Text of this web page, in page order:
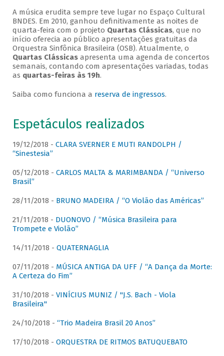
A música erudita sempre teve lugar no Espaço Cultural
BNDES. Em 2010, ganhou definitivamente as noites de
quarta-feira com o projeto Quartas Clássicas, que no
início oferecia ao público apresentações gratuitas da
Orquestra Sinfônica Brasileira (OSB). Atualmente, o
Quartas Clássicasapresenta uma agenda de concertos
semanais, contando com apresentações variadas, todas
as quartas-feiras às 19h.
Saiba como funciona a reserva de ingressos.
Espetáculos realizados
19/12/2018 - CLARA SVERNER E MUTI RANDOLPH /
“Sinestesia”
05/12/2018 - CARLOS MALTA & MARIMBANDA / “Universo
Brasil”
28/11/2018 - BRUNO MADEIRA / “O Violão das Américas”
21/11/2018 - DUONOVO / “Música Brasileira para
Trompete e Violão”
14/11/2018 - QUATERNAGLIA
07/11/2018 - MÚSICA ANTIGA DA UFF / “A Dança da Morte:
A Certeza do Fim”
31/10/2018 - VINÍCIUS MUNIZ / "J.S. Bach - Viola
Brasileira"
24/10/2018 - “Trio Madeira Brasil 20 Anos”
17/10/2018 - ORQUESTRA DE RITMOS BATUQUEBATO